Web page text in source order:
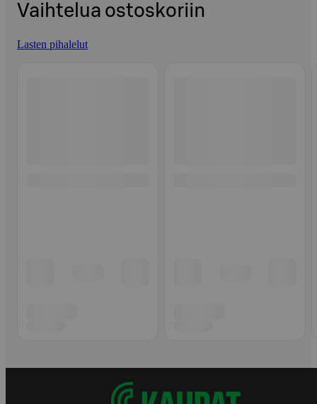
Vaihtelua ostoskoriin
Lasten pihalelut